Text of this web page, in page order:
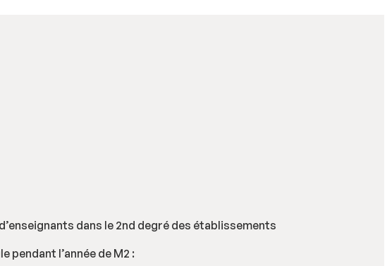
dans le 2nd degré des établissements
pendant l’année de M2 :